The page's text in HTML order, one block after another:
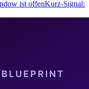
ist offenKurz-Signal: